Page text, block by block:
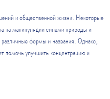
и общественной жизни. Некоторые
на манипуляции силами природы и
формы и названия. Однако,
помочь улучшить концентрацию и